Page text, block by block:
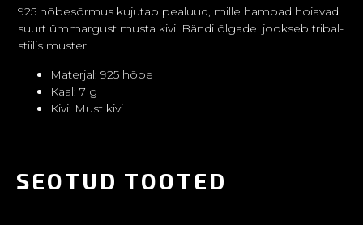
925 hõbesõrmus kujutab pealuud, mille hambad hoiavad
suurt ümmargust musta kivi. Bändi õlgadel jookseb tribal-
stiilis muster.
Materjal: 925 hõbe
Kaal: 7 g
Kivi: Must kivi
SEOTUD TOOTED